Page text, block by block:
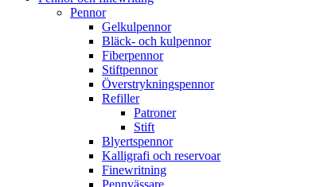
Pennor
Gelkulpennor
Bläck- och kulpennor
Fiberpennor
Stiftpennor
Överstrykningspennor
Refiller
Patroner
Stift
Blyertspennor
Kalligrafi och reservoar
Finewritning
Pennvässare